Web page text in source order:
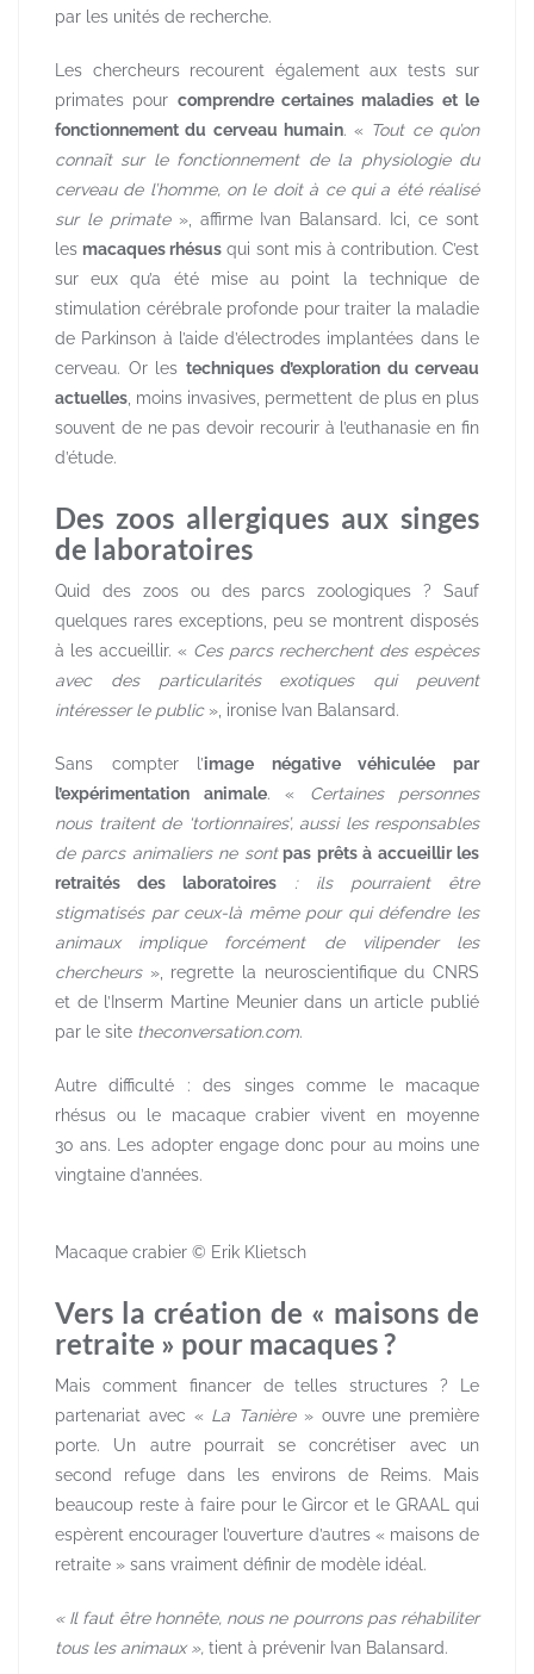
par les unités de recherche.
Les chercheurs recourent également aux tests sur
primates pour comprendre certaines maladies et le
fonctionnement du cerveau humain. « Tout ce qu’on
connaît sur le fonctionnement de la physiologie du
cerveau de l’homme, on le doit à ce qui a été réalisé
sur le primate», affirme Ivan Balansard. Ici, ce sont
lesmacaques rhésus qui sont mis à contribution. C’est
sur eux qu’a été mise au point la technique de
stimulation cérébrale profonde pour traiter la maladie
de Parkinson à l’aide d’électrodes implantées dans le
cerveau. Or les techniques d’exploration du cerveau
actuelles , moins invasives, permettent de plus en plus
souvent de ne pas devoir recourir à l’euthanasie en fin
d’étude.
Des zoos allergiques aux singes
de laboratoires
Quid des zoos ou des parcs zoologiques ? Sauf
quelques rares exceptions, peu se montrent disposés
à les accueillir. « Ces parcs recherchent des espèces
avec des particularités exotiques qui peuvent
intéresser le public», ironise Ivan Balansard.
Sans compter l’image négative véhiculée par
l’expérimentation animale. « Certaines personnes
nous traitent de ‘tortionnaires’, aussi les responsables
de parcs animaliers ne sontpas prêts à accueillir les
retraités des laboratoires : ils pourraient être
stigmatisés par ceux-là même pour qui défendre les
animaux implique forcément de vilipender les
chercheurs», regrette la neuroscientifique du CNRS
et de l’Inserm Martine Meunier dans un article publié
par le site theconversation.com.
Autre difficulté : des singes comme le macaque
rhésus ou le macaque crabier vivent en moyenne
30 ans. Les adopter engage donc pour au moins une
vingtaine d’années.
Macaque crabier © Erik Klietsch
Vers la création de « maisons de
retraite » pour macaques ?
Mais comment financer de telles structures ? Le
partenariat avec « La Tanière» ouvre une première
porte. Un autre pourrait se concrétiser avec un
second refuge dans les environs de Reims. Mais
beaucoup reste à faire pour le Gircor et le GRAAL qui
espèrent encourager l’ouverture d’autres « maisons de
retraite » sans vraiment définir de modèle idéal.
« Il faut être honnête, nous ne pourrons pas réhabiliter
tous les animaux », tient à prévenir Ivan Balansard.